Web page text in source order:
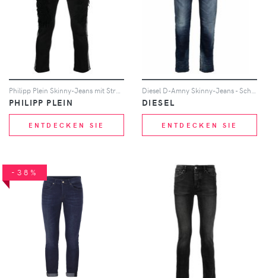
PHILIPP PLEIN
ENTDECKEN SIE
DIESEL
ENTDECKEN SIE
-38%